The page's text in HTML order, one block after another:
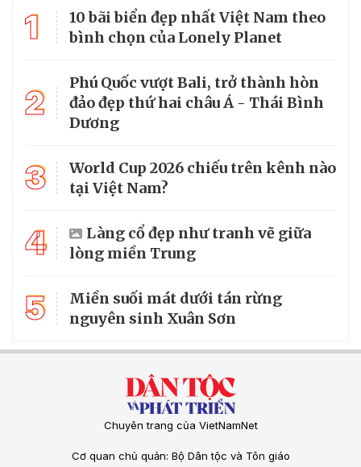
1
10 bãi biển đẹp nhất Việt Nam theo
bình chọn của Lonely Planet
2
Phú Quốc vượt Bali, trở thành hòn
đảo đẹp thứ hai châu Á - Thái Bình
Dương
3
World Cup 2026 chiếu trên kênh nào
tại Việt Nam?
4
Làng cổ đẹp như tranh vẽ giữa
lòng miền Trung
5
Miền suối mát dưới tán rừng
nguyên sinh Xuân Sơn
Chuyên trang của VietNamNet
Cơ quan chủ quản: Bộ Dân tộc và Tôn giáo